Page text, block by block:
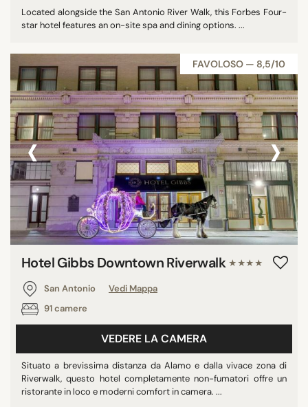
Located alongside the San Antonio River Walk, this Forbes Four-
star hotel features an on-site spa and dining options. ...
FAVOLOSO — 8,5/10
‹ ›
Hotel Gibbs Downtown Riverwalk ★★★★
San Antonio
Vedi Mappa
91 camere
VEDERE LA CAMERA
Situato a brevissima distanza da Alamo e dalla vivace zona di
Riverwalk, questo hotel completamente non-fumatori offre un
ristorante in loco e moderni comfort in camera. ...